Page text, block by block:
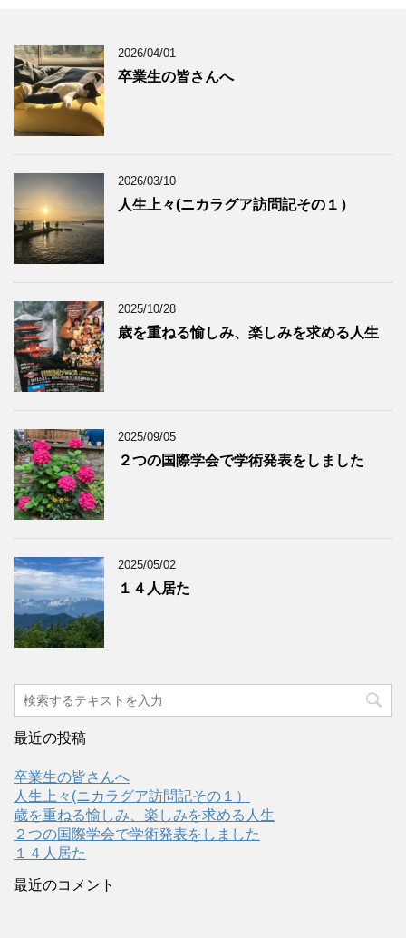
2026/04/01
卒業生の皆さんへ
2026/03/10
人生上々(ニカラグア訪問記その１）
2025/10/28
歳を重ねる愉しみ、楽しみを求める人生
2025/09/05
２つの国際学会で学術発表をしました
2025/05/02
１４人居た
最近の投稿
卒業生の皆さんへ
人生上々(ニカラグア訪問記その１）
歳を重ねる愉しみ、楽しみを求める人生
２つの国際学会で学術発表をしました
１４人居た
最近のコメント